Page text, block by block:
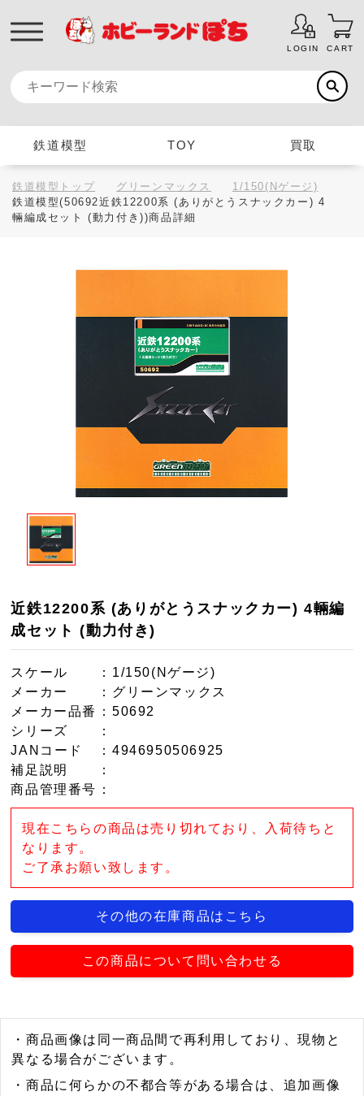
LOGIN CART
鉄道模型 TOY 買取
鉄道模型トップ グリーンマックス
1/150(Nゲージ)
鉄道模型(50692近鉄12200系 (ありがとうスナックカー) 4
輛編成セット (動力付き))商品詳細
近鉄12200系 (ありがとうスナックカー) 4輛編
成セット (動力付き)
スケール
：1/150(Nゲージ)
メーカー
：グリーンマックス
メーカー品番
：50692
シリーズ
：
JANコード
：4946950506925
補足説明
：
商品管理番号 ：
現在こちらの商品は売り切れており、入荷待ちと
なります。
ご了承お願い致します。
その他の在庫商品はこちら
この商品について問い合わせる
・商品画像は同一商品間で再利用しており、現物と
異なる場合がございます。
・商品に何らかの不都合等がある場合は、追加画像